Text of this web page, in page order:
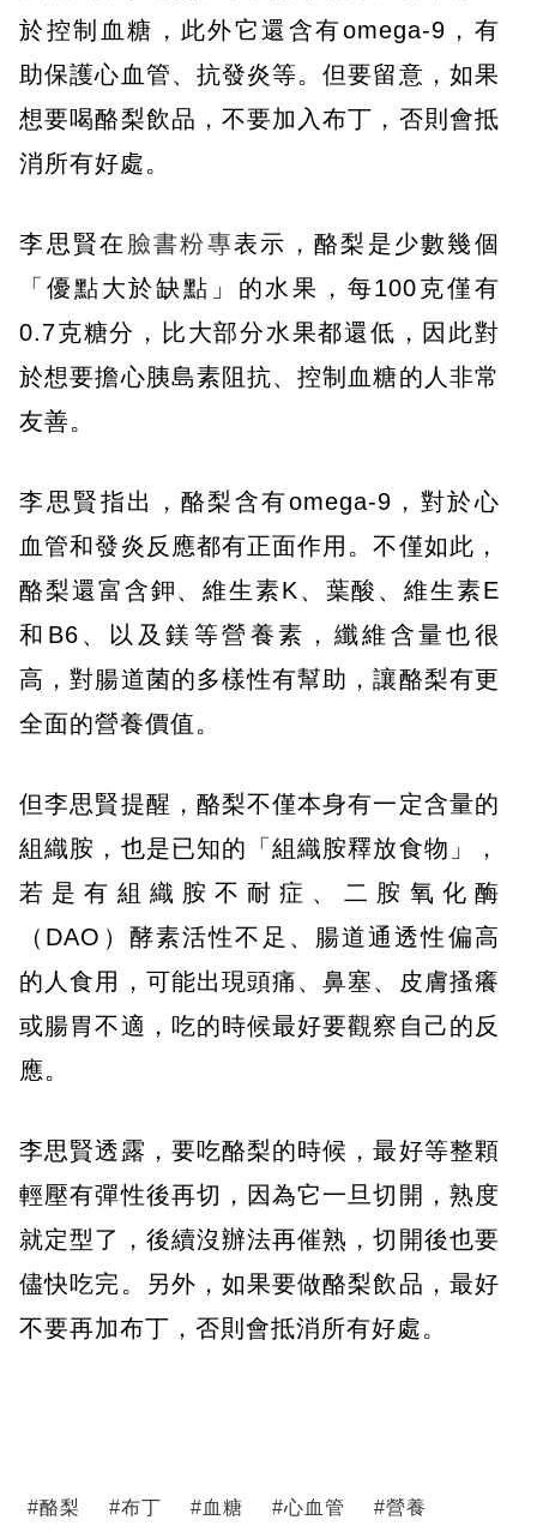
於控制血糖，此外它還含有omega-9，有
助保護心血管、抗發炎等。但要留意，如果
想要喝酪梨飲品，不要加入布丁，否則會抵
消所有好處。
李思賢在 臉書粉專表示，酪梨是少數幾個
「優點大於缺點」的水果，每100克僅有
0.7克糖分，比大部分水果都還低，因此對
於想要擔心胰島素阻抗、控制血糖的人非常
友善。
李思賢指出，酪梨含有omega-9，對於心
血管和發炎反應都有正面作用。不僅如此，
酪梨還富含鉀、維生素K、葉酸、維生素E
和B6、以及鎂等營養素，纖維含量也很
高，對腸道菌的多樣性有幫助，讓酪梨有更
全面的營養價值。
但李思賢提醒，酪梨不僅本身有一定含量的
組織胺，也是已知的「組織胺釋放食物」，
若是有組織胺不耐症、二胺氧化酶
（DAO）酵素活性不足、腸道通透性偏高
的人食用，可能出現頭痛、鼻塞、皮膚搔癢
或腸胃不適，吃的時候最好要觀察自己的反
應。
李思賢透露，要吃酪梨的時候，最好等整顆
輕壓有彈性後再切，因為它一旦切開，熟度
就定型了，後續沒辦法再催熟，切開後也要
儘快吃完。另外，如果要做酪梨飲品，最好
不要再加布丁，否則會抵消所有好處。
#酪梨 #布丁 #血糖 #心血管 #營養